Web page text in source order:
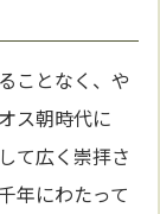
ことなく、や
ス朝時代に
て広く崇拝さ
年にわたって